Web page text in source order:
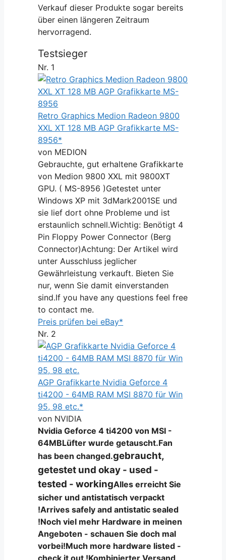
Verkauf dieser Produkte sogar bereits
über einen längeren Zeitraum
hervorragend.
Testsieger
Nr. 1
Retro Graphics Medion Radeon 9800
XXL XT 128 MB AGP Grafikkarte MS-
8956*
von MEDION
Gebrauchte, gut erhaltene Grafikkarte
von Medion 9800 XXL mit 9800XT
GPU. ( MS-8956 )Getestet unter
Windows XP mit 3dMark2001SE und
sie lief dort ohne Probleme und ist
erstaunlich schnell.Wichtig: Benötigt 4
Pin Floppy Power Connector (Berg
Connector)Achtung: Der Artikel wird
unter Ausschluss jeglicher
Gewährleistung verkauft. Bieten Sie
nur, wenn Sie damit einverstanden
sind.If you have any questions feel free
to contact me.
Preis prüfen bei eBay*
Nr. 2
AGP Grafikkarte Nvidia Geforce 4
ti4200 - 64MB RAM MSI 8870 für Win
95, 98 etc.*
von NVIDIA
Nvidia Geforce 4 ti4200 von MSI -
64MBLüfter wurde getauscht.Fan
has been changed.gebraucht,
getestet und okay - used -
tested - workingAlles erreicht Sie
sicher und antistatisch verpackt
!Arrives safely and antistatic sealed
!Noch viel mehr Hardware in meinen
Angeboten - schauen Sie doch mal
vorbei!Much more hardware listed -
check it out !Kombinierter Versand